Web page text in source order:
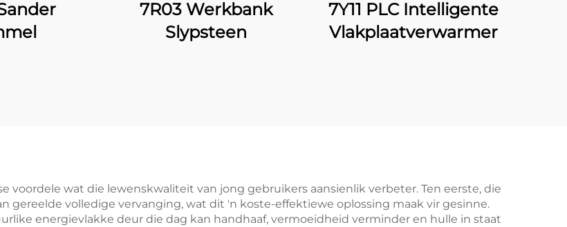
7R03 Werkbank
Slypsteen
7Y11 PLC Intelligente
Vlakplaatverwarmer
voordele wat die lewenskwaliteit van jong gebruikers aansienlik verbeter. Ten eerste, die
gereelde volledige vervanging, wat dit 'n koste-effektiewe oplossing maak vir gesinne.
energievlakke deur die dag kan handhaaf, vermoeidheid verminder en hulle in staat